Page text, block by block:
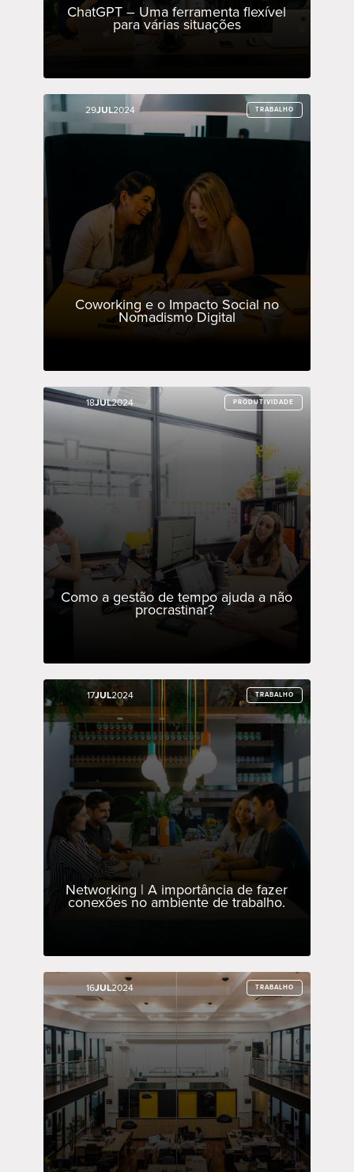
ChatGPT – Uma ferramenta flexível
para várias situações
29JUL2024 TRABALHO
Coworking e o Impacto Social no
Nomadismo Digital
29JUL2024 TRABALHO
18JUL2024 PRODUTIVIDADE
Como a gestão de tempo ajuda a não
procrastinar?
18JUL2024 PRODUTIVIDADE
17JUL2024 TRABALHO
Networking | A importância de fazer
conexões no ambiente de trabalho.
17JUL2024 TRABALHO
16JUL2024 TRABALHO
16JUL2024 TRABALHO